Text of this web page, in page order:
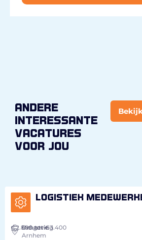
andere
interessante
vacatures
voor jou
Logistiek
Industrie
Omgeving
Arnhem
€2.800 tot €3.400